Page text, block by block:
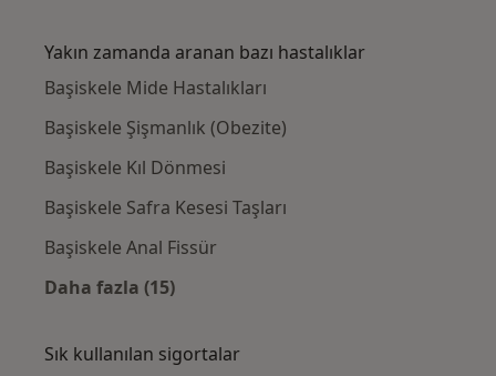
Yakın zamanda aranan bazı hastalıklar
Başiskele Mide Hastalıkları
Başiskele Şişmanlık (Obezite)
Başiskele Kıl Dönmesi
Başiskele Safra Kesesi Taşları
Başiskele Anal Fissür
Daha fazla (15)
Sık kullanılan sigortalar